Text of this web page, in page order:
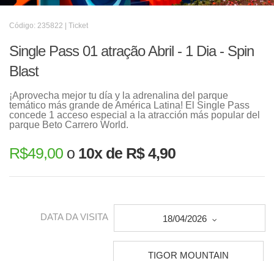
Código: 235822 | Ticket
Single Pass 01 atração Abril - 1 Dia - Spin
Blast
¡Aprovecha mejor tu día y la adrenalina del parque
temático más grande de América Latina! El Single Pass
concede 1 acceso especial a la atracción más popular del
parque Beto Carrero World.
R$49,00 o 10x de R$ 4,90
DATA DA VISITA 18/04/2026
TIGOR MOUNTAIN